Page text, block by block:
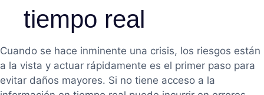
tiempo real
Cuando se hace inminente una crisis, los riesgos están
a la vista y actuar rápidamente es el primer paso para
evitar daños mayores. Si no tiene acceso a la